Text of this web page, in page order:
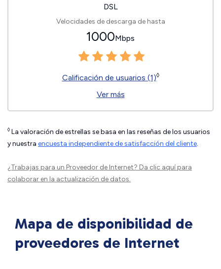
DSL
Velocidades de descarga de hasta
1000Mbps
Calificación de usuarios (1)◊
Ver más
◊ La valoración de estrellas se basa en las reseñas de los usuarios
y nuestra encuesta independiente de satisfacción del cliente.
¿Trabajas para un Proveedor de Internet? Da clic aquípara
colaborar en la actualización de datos.
Mapa de disponibilidad de
proveedores de Internet